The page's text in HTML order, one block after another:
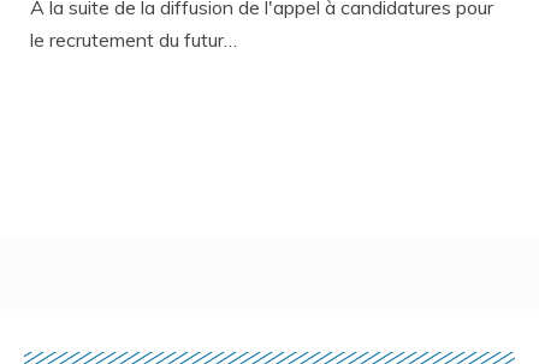
À la suite de la diffusion de l'appel à candidatures pour
le recrutement du futur…